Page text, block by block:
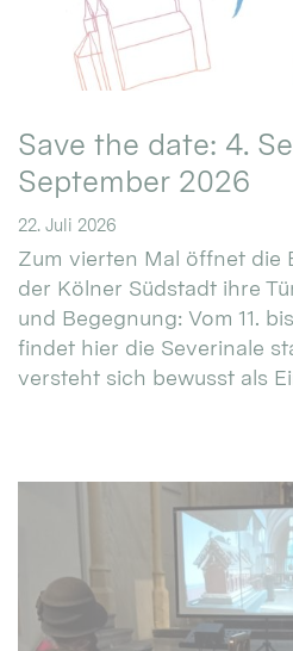
Save the date: 4.
September 2026
22. Juli 2026
Zum vierten Mal öffnet die
der Kölner Südstadt ihre
und Begegnung: Vom 11.
findet hier die Severinale
versteht sich bewusst als